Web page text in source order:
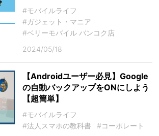
#モバイルライフ
#ガジェット・マニア
#ベリーモバイル バンコク店
2024/05/18
【Androidユーザー必見】Google
の自動バックアップをONにしよう
【超簡単】
#モバイルライフ
#法人スマホの教科書
#コーポレート